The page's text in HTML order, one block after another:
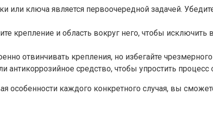
или ключа является первоочередной задачей.
крепление и область вокруг него, чтобы
отвинчивать крепления, но избегайте
антикоррозийное средство, чтобы упростить
особенности каждого конкретного случая, вы